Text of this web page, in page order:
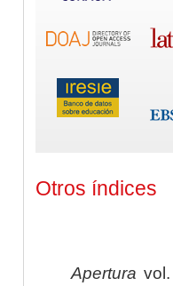
Otros índices
Apertura